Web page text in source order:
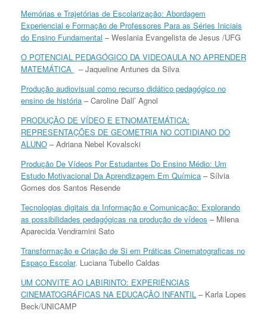
Memórias e Trajetórias de Escolarização: Abordagem
Experiencial e Formação de Professores Para as Séries Iniciais
do Ensino Fundamental – Weslania Evangelista de Jesus /UFG
O POTENCIAL PEDAGÓGICO DA VIDEOAULA NO APRENDER
MATEMÁTICA
– Jaqueline Antunes da Silva
Produção audiovisual como recurso didático pedagógico no
ensino de história – Caroline Dall’ Agnol
PRODUÇÃO DE VÍDEO E ETNOMATEMÁTICA:
REPRESENTAÇÕES DE GEOMETRIA NO COTIDIANO DO
ALUNO – Adriana Nebel Kovalscki
Produção De Vídeos Por Estudantes Do Ensino Médio: Um
Estudo Motivacional Da Aprendizagem Em Química – Sílvia
Gomes dos Santos Resende
Tecnologias digitais da Informação e Comunicação: Explorando
as possibilidades pedagógicas na produção de vídeos – Milena
Aparecida Vendramini Sato
Transformação e Criação de Si em Práticas Cinematograficas no
Espaço Escolar. Luciana Tubello Caldas
UM CONVITE AO LABIRINTO: EXPERIÊNCIAS
CINEMATOGRÁFICAS NA EDUCAÇÃO INFANTIL – Karla Lopes
Beck/UNICAMP